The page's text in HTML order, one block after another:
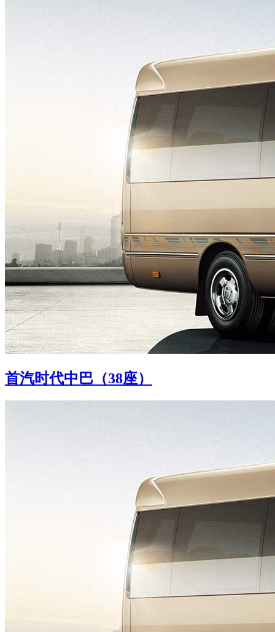
首汽时代中巴（38座）